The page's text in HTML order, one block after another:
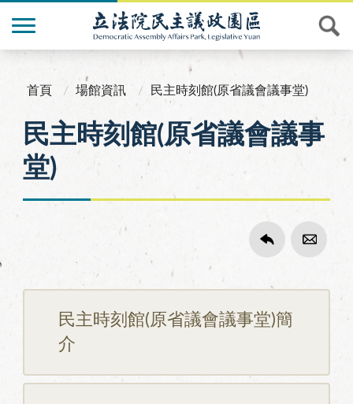
首頁 場館資訊 民主時刻館(原省議會議事堂)
民主時刻館(原省議會議事
堂)
民主時刻館(原省議會議事堂)簡
介